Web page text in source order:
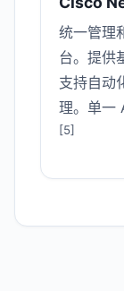
统一管理
台。提供
支持自动
理。单一
[5]